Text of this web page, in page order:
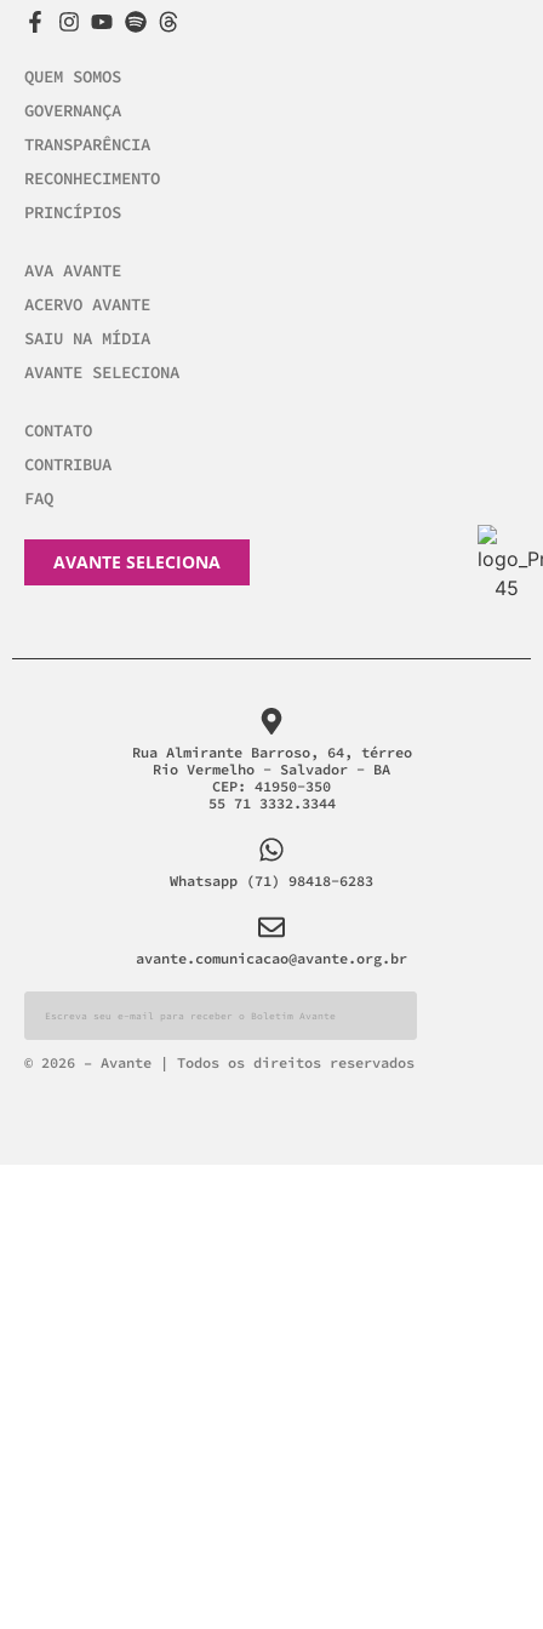
QUEM SOMOS
GOVERNANÇA
TRANSPARÊNCIA
RECONHECIMENTO
PRINCÍPIOS
AVA AVANTE
ACERVO AVANTE
SAIU NA MÍDIA
AVANTE SELECIONA
CONTATO
CONTRIBUA
FAQ
AVANTE SELECIONA
Rua Almirante Barroso, 64, térreo
Rio Vermelho - Salvador - BA
CEP: 41950-350
55 71 3332.3344
Whatsapp (71) 98418-6283
avante.comunicacao@avante.org.br
Alternative:
© 2026 – Avante | Todos os direitos reservados